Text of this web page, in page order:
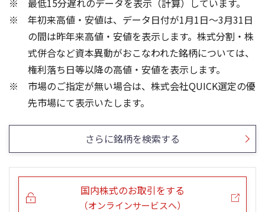
13週移動平均 26週移動平均 出来高(千)
400
1,000
1,200
0
20
40
5ヶ月移動平均 25ヶ月移動平均 出来高(千)
400
1,000
1,200
0
30
最低15分遅れのデータを表示（計算）しています。
年初来高値・安値は、データ日付が1月1日～3月31日
の間は昨年来高値・安値を表示します。株式分割・株
式併合など資本異動がおこなわれた銘柄については、
権利落ち日等以降の高値・安値を表示します。
市場のご指定が無い場合は、株式会社QUICK選定の優
先市場にて表示いたします。
さらに銘柄を検索する
国内株式のお取引をする
（オンラインサービスへ）